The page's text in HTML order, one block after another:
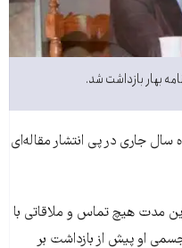
بهار بازداشت شد.
علی‌اصغر غروی ۱۹ آبان‌ماه سال جاری در پی انتشار مقاله‌ای
مدت هيچ تماس و ملاقاتی با
او پيش از بازداشت بر